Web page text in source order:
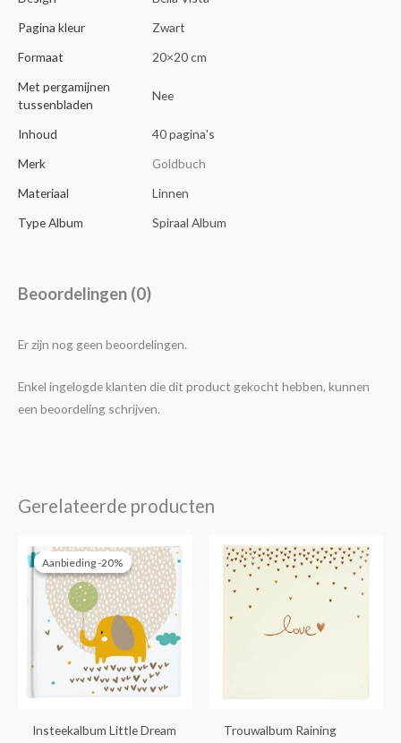
Pagina kleur
Zwart
Formaat
20×20 cm
Met pergamijnen
tussenbladen
Nee
Inhoud
40 pagina's
Merk
Goldbuch
Materiaal
Linnen
Type Album
Spiraal Album
Beoordelingen (0)
Er zijn nog geen beoordelingen.
Enkel ingelogde klanten die dit product gekocht hebben, kunnen
een beoordeling schrijven.
Gerelateerde producten
Aanbieding -20%
Aanbieding -20%
Insteekalbum Little Dream
prijs
was:
€14,95.
prijs
is:
€11,95.
Trouwalbum Raining